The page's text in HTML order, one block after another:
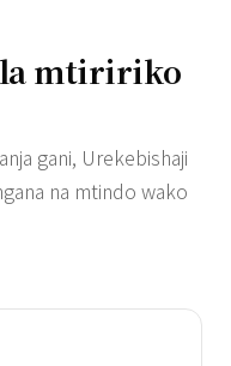
mtiririko
gani, Urekebishaji
na mtindo wako